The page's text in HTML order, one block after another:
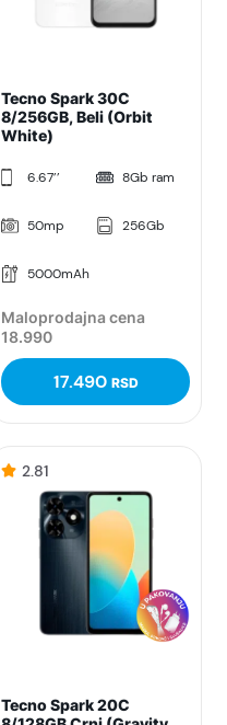
Tecno Spark 30C
8/256GB, Beli (Orbit
White)
6.67’’ 8Gb ram
50mp 256Gb
5000mAh
Maloprodajna cena
18.990
17.490 RSD
2.81
Tecno Spark 20C